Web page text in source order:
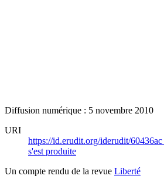
Diffusion numérique : 5 novembre 2010
URI
https://id.erudit.org/iderudit/60436ac
s'est produite
Un compte rendu de la revue Liberté